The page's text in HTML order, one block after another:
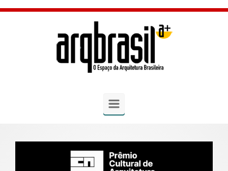
Skip to main content